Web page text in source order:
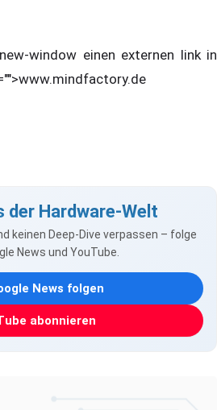
window einen externen link in
der Hardware-Welt
keinen Deep-Dive verpassen – folge
News und YouTube.
News folgen
abonnieren